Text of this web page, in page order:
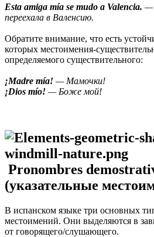
Esta amiga mía se mudo a Valencia. —
переехала в Валенсию.
Обратите внимание, что есть
которых местоимения-
определяемого существительного:
¡Madre mía! — Мамочки!
¡Dios mío! — Боже мой!
Pronombres
(указательные
В испанском языке три основных
местоимений. Они выделяются в
от говорящего/слушающего.